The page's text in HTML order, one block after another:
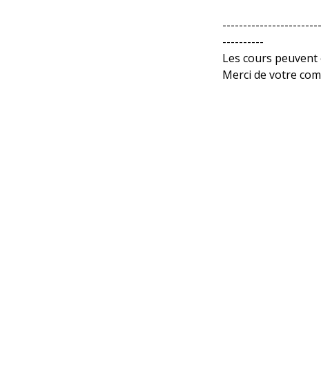
----------
Les cours
Merci de votre